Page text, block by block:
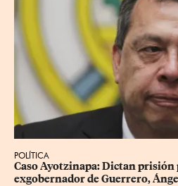
POLÍTICA
Caso Ayotzinapa: Dictan
exgobernador de Guerrero,